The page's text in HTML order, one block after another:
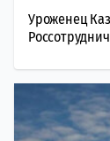
Уроженец